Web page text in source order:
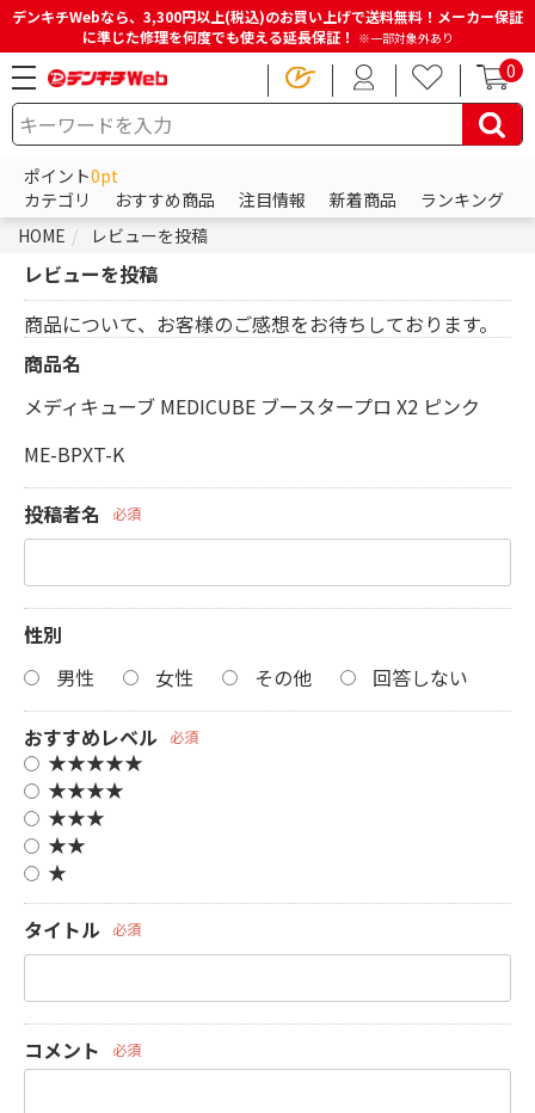
デンキチWebなら、3,300円以上(税込)のお買い上げで送料無料！メーカー保証
に準じた修理を何度でも使える延長保証！ ※一部対象外あり
0
ポイント0pt
カテゴリ
おすすめ商品 注目情報 新着商品
ランキング
HOME
レビューを投稿
レビューを投稿
商品について、お客様のご感想をお待ちしております。
商品名
メディキューブ MEDICUBE ブースタープロ X2 ピンク
ME-BPXT-K
投稿者名 必須
性別
男性
女性 その他 回答しない
おすすめレベル 必須
★★★★★
★★★★
★★★
★★
★
タイトル
必須
コメント 必須